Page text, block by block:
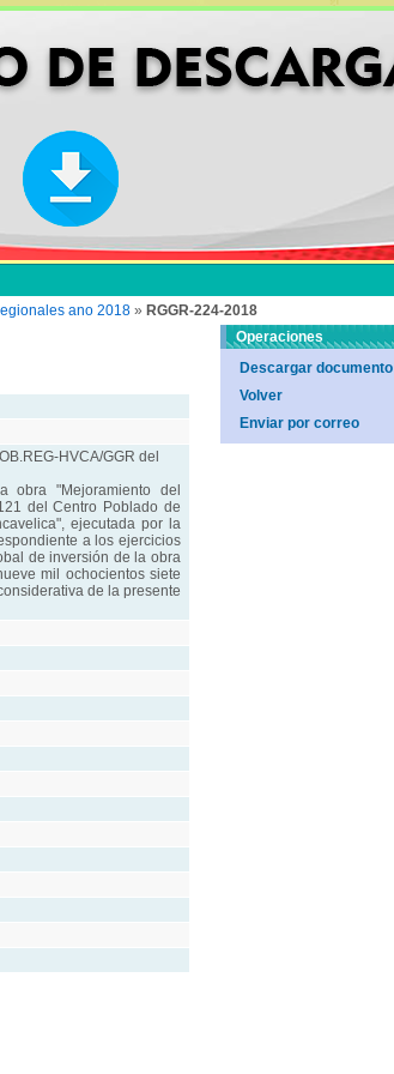
ano 2018 » RGGR-224-2018
HVCA/GGR del
obra "Mejoramiento del
del Centro Poblado de
ejecutada por la
a los ejercicios
de inversión de la obra
mil ochocientos siete
de la presente
Operaciones
Descargar documento
Volver
Enviar por correo